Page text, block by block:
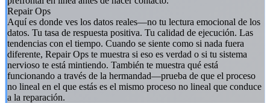
Repair Ops
Aquí es donde ves los datos reales—no tu lectura emocional de los
datos. Tu tasa de respuesta positiva. Tu calidad de ejecución. Las
tendencias con el tiempo. Cuando se siente como si nada fuera
diferente, Repair Ops te muestra si eso es verdad o si tu sistema
nervioso te está mintiendo. También te muestra qué está
funcionando a través de la hermandad—prueba de que el proceso
no lineal en el que estás es el mismo proceso no lineal que conduce
a la reparación.